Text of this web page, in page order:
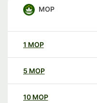
MOP
1 MOP
5 MOP
10 MOP